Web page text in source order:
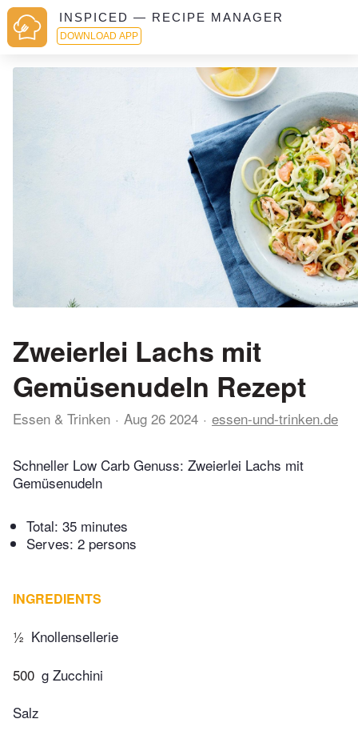
INSPICED — RECIPE MANAGER
DOWNLOAD APP
Zweierlei Lachs mit
Gemüsenudeln Rezept
Essen & Trinken Aug 26 2024 essen-und-trinken.de
Schneller Low Carb Genuss: Zweierlei Lachs mit
Gemüsenudeln
Total: 35 minutes
Serves: 2 persons
INGREDIENTS
½ Knollensellerie
500 g Zucchini
Salz